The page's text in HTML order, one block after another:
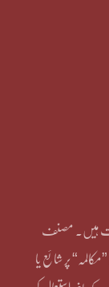
ملکیت ہیں۔ مصنف
پر شائع یا